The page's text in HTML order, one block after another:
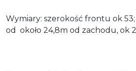
Wymiary: szerokość frontu ok 53;
od około 24,8m od zachodu, ok